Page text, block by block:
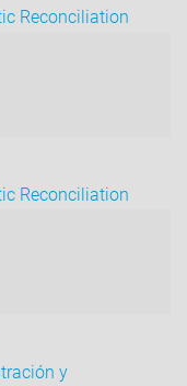
Reconciliation
Reconciliation
y